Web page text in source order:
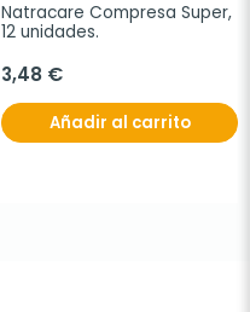
Natracare Compresa Super,
12 unidades.
3,48 €
Añadir al carrito